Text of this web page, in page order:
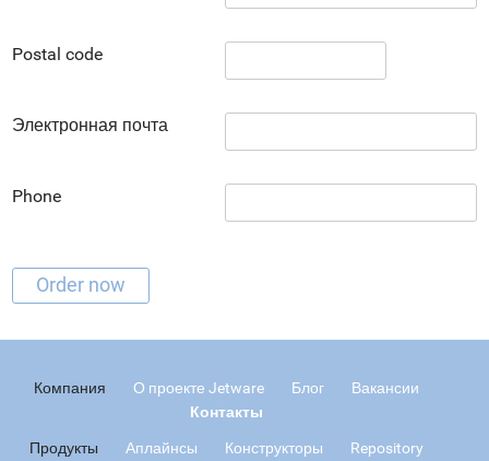
Postal code
Электронная почта
Phone
Компания О проекте Jetware Блог
Вакансии
Контакты
Продукты Аплайнсы Конструкторы
Repository